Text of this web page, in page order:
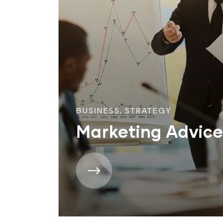
BUSINESS, STRATEGY
Marketing Advice